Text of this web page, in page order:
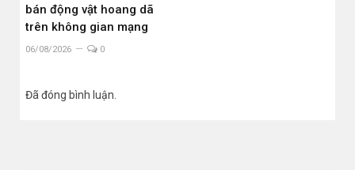
bán động vật hoang dã
trên không gian mạng
06/08/2026 0
Đã đóng bình luận.